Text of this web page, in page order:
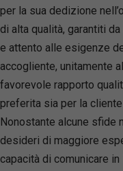
per la sua dedizione
di alta qualità, garantiti
e attento alle esigenze
accogliente, unitamente
favorevole rapporto
preferita sia per la
Nonostante alcune sfide
desideri di maggiore
capacità di comunicare